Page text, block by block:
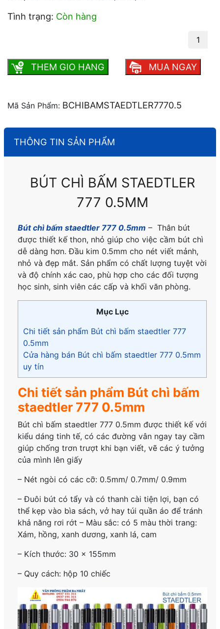
Tình trạng: Còn hàng
THEM GIO HANG MUA NGAY
Mã Sản Phẩm: BCHIBAMSTAEDTLER7770.5
THÔNG TIN SẢN PHẨM
BÚT CHÌ BẤM STAEDTLER
777 0.5MM
Bút chì bấm staedtler 777 0.5mm – Thân bút
được thiết kế thon, nhỏ giúp cho việc cầm bút chì
dễ dàng hơn. Đầu kim 0.5mm cho nét viết mảnh,
nhỏ và đẹp mắt. Sản phẩm có chất lượng tuyệt vời
và độ chính xác cao, phù hợp cho các đối tượng
học sinh, sinh viên các cấp và khối văn phòng.
Mục Lục
Chi tiết sản phẩm Bút chì bấm staedtler 777
0.5mm
Cửa hàng bán Bút chì bấm staedtler 777 0.5mm
uy tín
Chi tiết sản phẩm Bút chì bấm
staedtler 777 0.5mm
Bút chì bấm staedtler 777 0.5mm được thiết kế với
kiểu dáng tinh tế, có các đường vân ngay tay cầm
giúp chống trơn trượt khi bạn viết, vẽ các ý tưởng
của mình lên giấy
– Nét ngòi có các cỡ: 0.5mm/ 0.7mm/ 0.9mm
– Đuôi bút có tẩy và có thanh cài tiện lợi, bạn có
thể kẹp vào bìa sách, vở hay túi quần áo để tránh
khả năng rơi rớt – Màu sắc: có 5 màu thời trang:
Xám, hồng, xanh dương, xanh lá, cam
– Kích thước: 30 x 155mm
– Quy cách: hộp 10 chiếc